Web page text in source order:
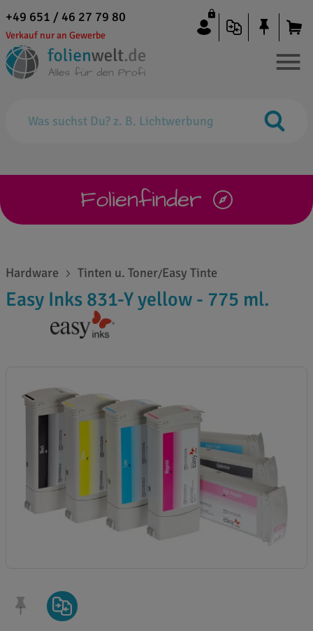
+49 651 / 46 27 79 80
Verkauf nur an Gewerbe
Folienfinder
Hardware Tinten u. Toner/Easy Tinte
Easy Inks 831-Y yellow - 775 ml.